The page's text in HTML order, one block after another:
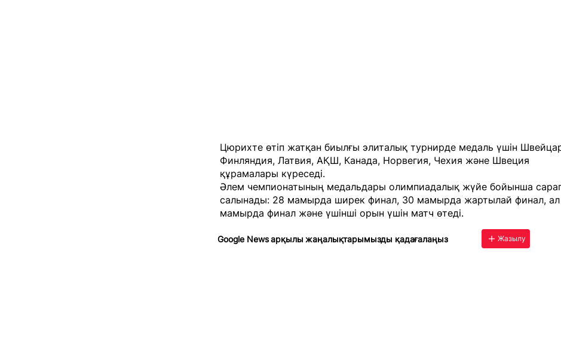
Цюрихте өтіп жатқан биылғы элиталық турнирде медаль үшін
Финляндия, Латвия, АҚШ, Канада, Норвегия, Чехия және Швеция
құрамалары күреседі.
Әлем чемпионатының медальдары олимпиадалық жүйе бойынша
салынады: 28 мамырда ширек финал, 30 мамырда жартылай финал, ал
мамырда финал және үшінші орын үшін матч өтеді.
Google News арқылы жаңалықтарымызды қадағалаңыз Жазылу